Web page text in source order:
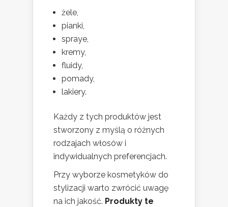
żele,
pianki,
spraye,
kremy,
fluidy,
pomady,
lakiery.
Każdy z tych produktów jest
stworzony z myślą o różnych
rodzajach włosów i
indywidualnych preferencjach.
Przy wyborze kosmetyków do
stylizacji warto zwrócić uwagę
na ich jakość. Produkty te